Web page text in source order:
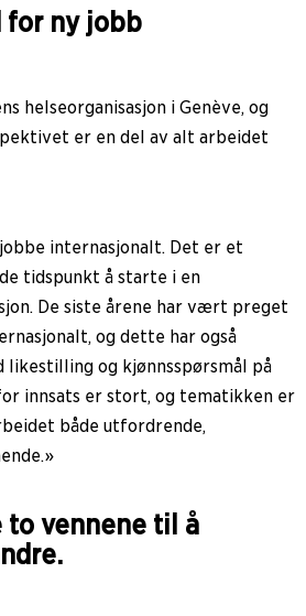
for ny jobb
helseorganisasjon i Genève, og
er en del av alt arbeidet
internasjonalt. Det er et
tidspunkt å starte i en
De siste årene har vært preget
og dette har også
og kjønnsspørsmål på
innsats er stort, og tematikken er
både utfordrende,
vennene til å